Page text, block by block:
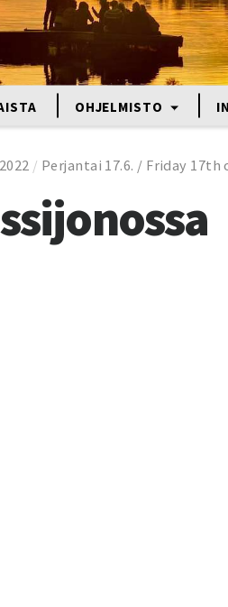
OHJELMISTO
/ Perjantai 17.6. / Friday 17th